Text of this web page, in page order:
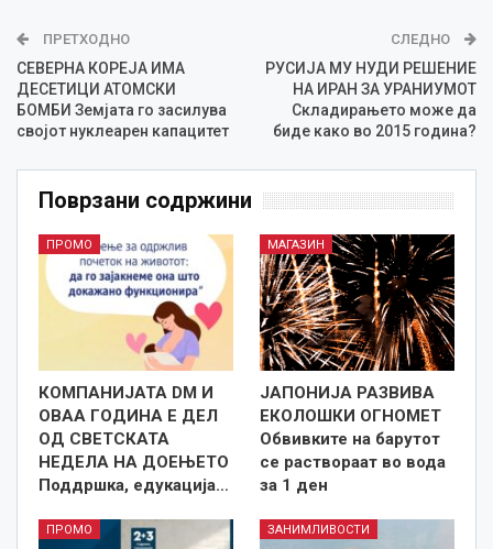
ПРЕТХОДНО
СЕВЕРНА КОРЕЈА ИМА
ДЕСЕТИЦИ АТОМСКИ
БОМБИ Земјата го засилува
својот нуклеарен капацитет
СЛЕДНО
РУСИЈА МУ НУДИ РЕШЕНИЕ
НА ИРАН ЗА УРАНИУМОТ
Складирањето може да
биде како во 2015 година?
Поврзани содржини
ПРОМО
КОМПАНИЈАТА DM И
ОВАА ГОДИНА Е ДЕЛ
ОД СВЕТСКАТА
НЕДЕЛА НА ДОЕЊЕТО
Поддршка, едукација…
МАГАЗИН
ЈАПОНИЈА РАЗВИВА
ЕКОЛОШКИ ОГНОМЕТ
Обвивките на барутот
се раствораат во вода
за 1 ден
ПРОМО ЗАНИМЛИВОСТИ